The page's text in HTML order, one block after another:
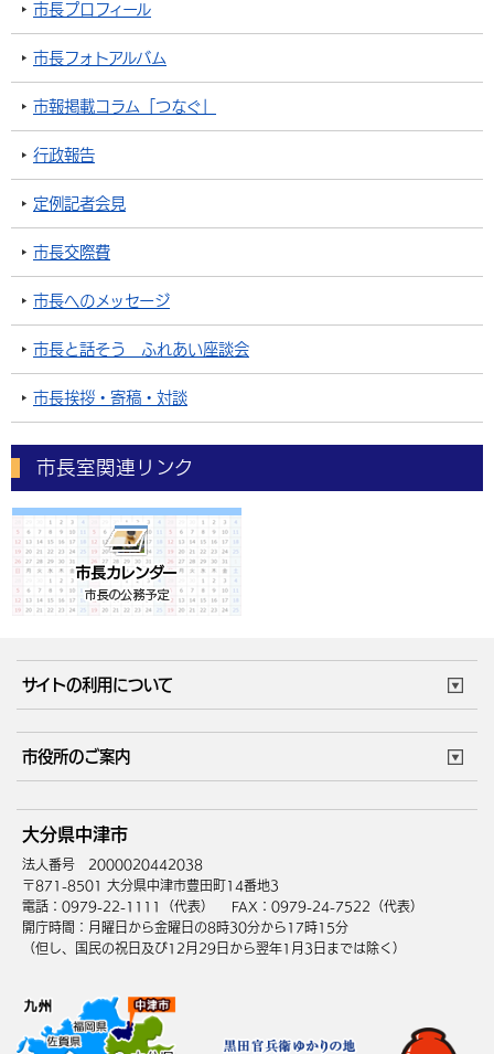
市長プロフィール
市長フォトアルバム
市報掲載コラム「つなぐ」
行政報告
定例記者会見
市長交際費
市長へのメッセージ
市長と話そう ふれあい座談会
市長挨拶・寄稿・対談
市長室関連リンク
サイトの利用について
サイトマップ
市役所のご案内
庁舎地図 組織案内
中津市へのアクセス
大分県中津市
法人番号 2000020442038
〒871-8501 大分県中津市豊田町14番地3
電話：0979-22-1111（代表）
FAX：0979-24-7522（代表）
開庁時間：月曜日から金曜日の8時30分から17時15分
（但し、国民の祝日及び12月29日から翌年1月3日までは除く）